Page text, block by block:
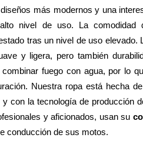
más modernos y una
nivel de uso. La comodidad
tras un nivel de uso elevado.
fuego con agua, por lo
Nuestra ropa está hecha
con la tecnología de producción
y aficionados, usan su
conducción de sus motos.